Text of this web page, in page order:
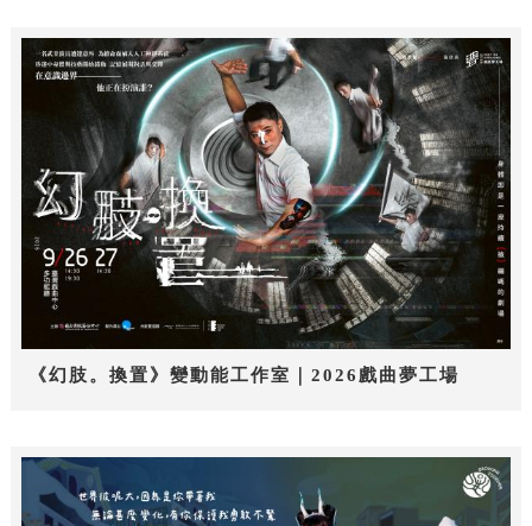
《幻肢。換置》變動能工作室｜2026戲曲夢工場